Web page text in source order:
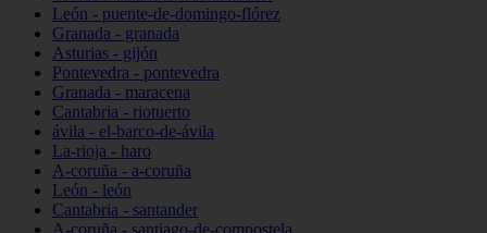
León - puente-de-domingo-flórez
Granada - granada
Asturias - gijón
Pontevedra - pontevedra
Granada - maracena
Cantabria - riotuerto
ávila - el-barco-de-ávila
La-rioja - haro
A-coruña - a-coruña
León - león
Cantabria - santander
A-coruña - santiago-de-compostela